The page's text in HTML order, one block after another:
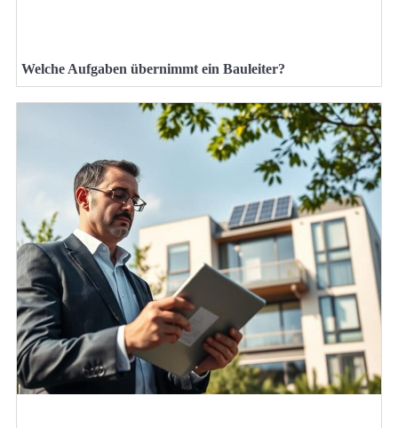
Welche Aufgaben übernimmt ein Bauleiter?